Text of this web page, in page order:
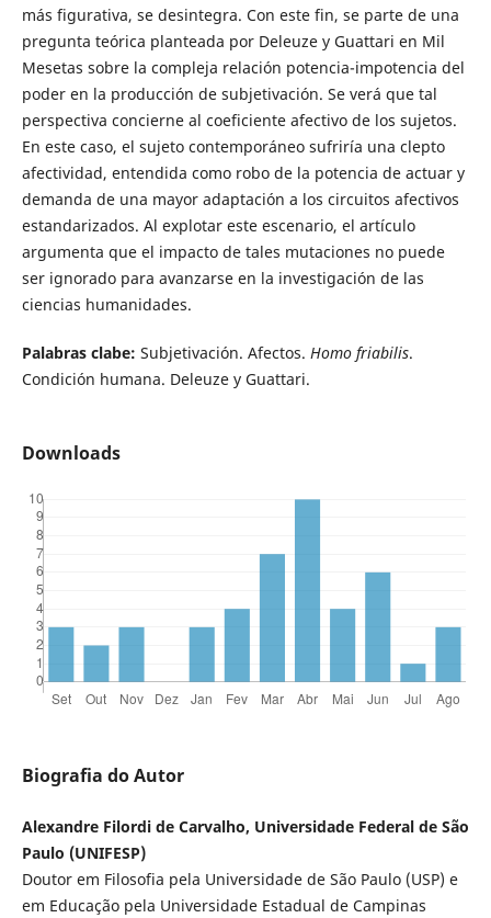
más figurativa, se desintegra. Con este fin, se parte de una
pregunta teórica planteada por Deleuze y Guattari en Mil
Mesetas sobre la compleja relación potencia-impotencia del
poder en la producción de subjetivación. Se verá que tal
perspectiva concierne al coeficiente afectivo de los sujetos.
En este caso, el sujeto contemporáneo sufriría una clepto
afectividad, entendida como robo de la potencia de actuar y
demanda de una mayor adaptación a los circuitos afectivos
estandarizados. Al explotar este escenario, el artículo
argumenta que el impacto de tales mutaciones no puede
ser ignorado para avanzarse en la investigación de las
ciencias humanidades.
Palabras clabe: Subjetivación. Afectos. Homo friabilis.
Condición humana. Deleuze y Guattari.
Downloads
Biografia do Autor
Alexandre Filordi de Carvalho, Universidade Federal de São
Paulo (UNIFESP)
Doutor em Filosofia pela Universidade de São Paulo (USP) e
em Educação pela Universidade Estadual de Campinas